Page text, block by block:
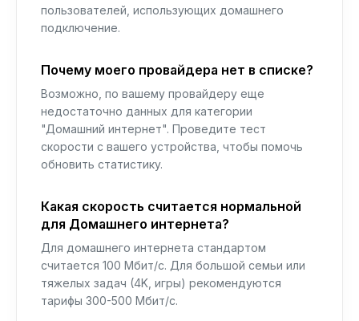
пользователей, использующих домашнего
подключение.
Почему моего провайдера нет в списке?
Возможно, по вашему провайдеру еще
недостаточно данных для категории
"Домашний интернет". Проведите тест
скорости с вашего устройства, чтобы помочь
обновить статистику.
Какая скорость считается нормальной
для Домашнего интернета?
Для домашнего интернета стандартом
считается 100 Мбит/с. Для большой семьи или
тяжелых задач (4K, игры) рекомендуются
тарифы 300-500 Мбит/с.